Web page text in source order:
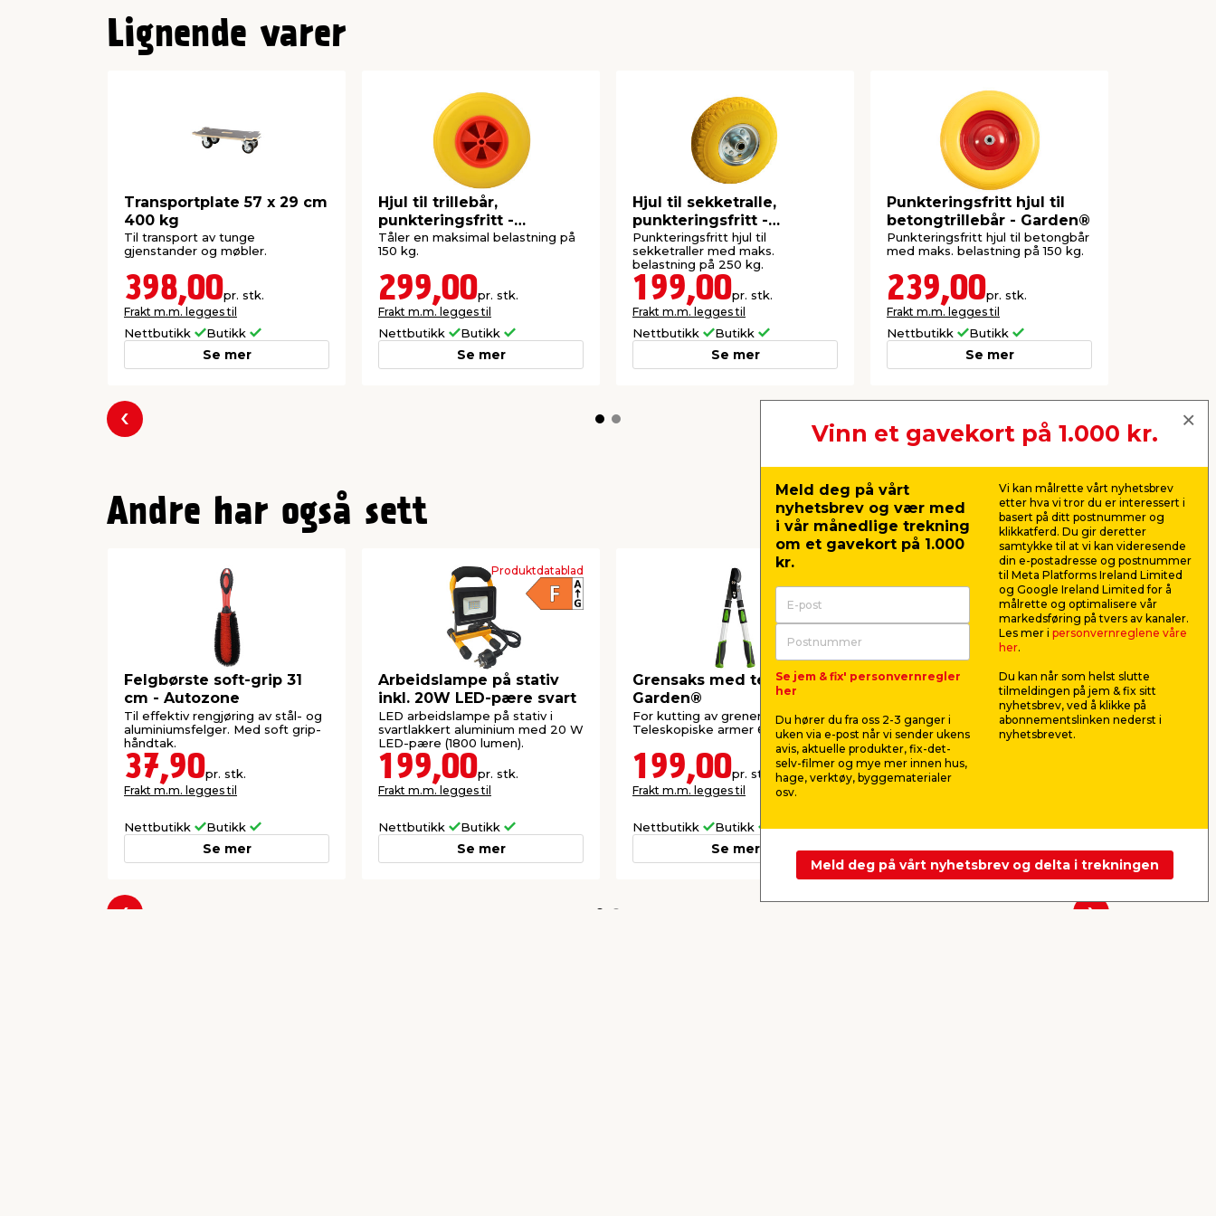
Lignende varer
Transportplate 57 x 29 cm
400 kg
Til transport av tunge
gjenstander og møbler.
398,00pr. stk.
Frakt m.m. legges til
Nettbutikk Butikk
Se mer
Hjul til trillebår,
punkteringsfritt -
Garden®
Tåler en maksimal belastning på
150 kg.
299,00pr. stk.
Frakt m.m. legges til
Nettbutikk Butikk
Se mer
Hjul til sekketralle,
punkteringsfritt -
Garden®
Punkteringsfritt hjul til
sekketraller med maks.
belastning på 250 kg.
199,00pr. stk.
Frakt m.m. legges til
Nettbutikk Butikk
Se mer
Punkteringsfritt hjul til
betongtrillebår - Garden®
Punkteringsfritt hjul til betongbår
med maks. belastning på 150 kg.
239,00pr. stk.
Frakt m.m. legges til
Nettbutikk Butikk
Se mer
Forrige Neste
Andre har også sett
Felgbørste soft-grip 31
cm - Autozone
Til effektiv rengjøring av stål- og
aluminiumsfelger. Med soft grip-
håndtak.
37,90pr. stk.
Frakt m.m. legges til
Nettbutikk Butikk
Se mer
Produktdatablad
Arbeidslampe på stativ
inkl. 20W LED-pære svart
LED arbeidslampe på stativ i
svartlakkert aluminium med 20 W
LED-pære (1800 lumen).
199,00pr. stk.
Frakt m.m. legges til
Nettbutikk Butikk
Se mer
Grensaks med teleskop -
Garden®
For kutting av grener i hagen.
Teleskopiske armer 63-88 cm.
199,00pr. stk.
Frakt m.m. legges til
Nettbutikk Butikk
Se mer
Nilfisk Core 130-6
høytrykkspyler
For rengjøring av moderat til
sterkt tilsmusset overflate. Opptil
35 m² pr. time.
1 490,00
Nettbutikk Butikk
Se mer
Garden®
For
Nettbutikk
Vinn et gavekort på 1.000 kr.
Meld deg på vårt
nyhetsbrev og vær med
i vår månedlige trekning
om et gavekort på 1.000
kr.
Se jem & fix' personvernregler
her
Du hører du fra oss 2-3 ganger i
uken via e-post når vi sender ukens
avis, aktuelle produkter, fix-det-
selv-filmer og mye mer innen hus,
hage, verktøy, byggematerialer
osv.
Vi kan målrette vårt nyhetsbrev
etter hva vi tror du er interessert i
basert på ditt postnummer og
klikkatferd. Du gir deretter
samtykke til at vi kan videresende
din e-postadresse og postnummer
til Meta Platforms Ireland Limited
og Google Ireland Limited for å
målrette og optimalisere vår
markedsføring på tvers av kanaler.
Les mer i personvernreglene våre
her.
Du kan når som helst slutte
tilmeldingen på jem & fix sitt
nyhetsbrev, ved å klikke på
abonnementslinken nederst i
nyhetsbrevet.
Meld deg på vårt nyhetsbrev og delta i trekningen